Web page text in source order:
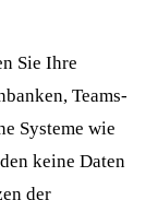
Sie Ihre
Teams-
Systeme wie
keine Daten
der